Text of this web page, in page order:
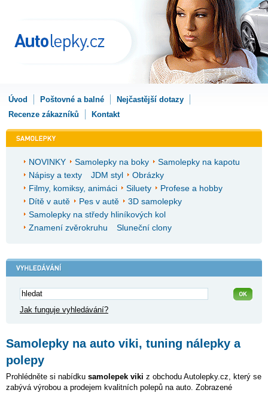
Úvod Poštovné a balné
Nejčastější dotazy
Recenze zákazníků
Kontakt
NOVINKY Samolepky na boky
Samolepky na kapotu
Nápisy a texty
JDM styl
Obrázky
Filmy, komiksy, animáci
Siluety
Profese a hobby
Dítě v autě
Pes v autě
3D samolepky
Samolepky na středy hliníkových kol
Znamení zvěrokruhu
Sluneční clony
Jak funguje vyhledávání?
Samolepky na auto viki, tuning nálepky a
polepy
Prohlédněte si nabídku samolepek viki z obchodu Autolepky.cz, který se
zabývá výrobou a prodejem kvalitních polepů na auto. Zobrazené